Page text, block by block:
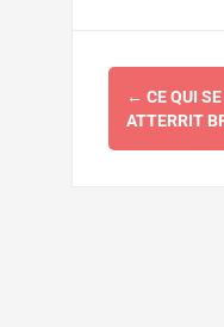
d'article
← CE QUI
ATTERRIT